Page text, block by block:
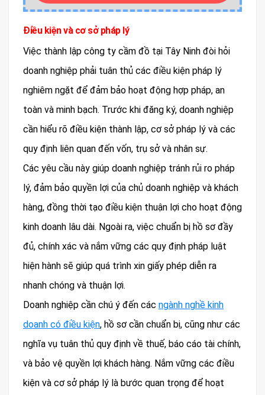
Điều kiện và cơ sở pháp lý
Việc thành lập công ty cầm đồ tại Tây Ninh đòi hỏi
doanh nghiệp phải tuân thủ các điều kiện pháp lý
nghiêm ngặt để đảm bảo hoạt động hợp pháp, an
toàn và minh bạch. Trước khi đăng ký, doanh nghiệp
cần hiểu rõ điều kiện thành lập, cơ sở pháp lý và các
quy định liên quan đến vốn, trụ sở và nhân sự.
Các yêu cầu này giúp doanh nghiệp tránh rủi ro pháp
lý, đảm bảo quyền lợi của chủ doanh nghiệp và khách
hàng, đồng thời tạo điều kiện thuận lợi cho hoạt động
kinh doanh lâu dài. Ngoài ra, việc chuẩn bị hồ sơ đầy
đủ, chính xác và nắm vững các quy định pháp luật
hiện hành sẽ giúp quá trình xin giấy phép diễn ra
nhanh chóng và thuận lợi.
Doanh nghiệp cần chú ý đến các ngành nghề kinh
doanh có điều kiện, hồ sơ cần chuẩn bị, cũng như các
nghĩa vụ tuân thủ quy định về thuế, báo cáo tài chính,
và bảo vệ quyền lợi khách hàng. Nắm vững các điều
kiện và cơ sở pháp lý là bước quan trọng để hoạt